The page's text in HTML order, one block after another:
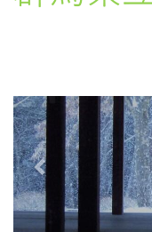
e
v
i
o
u
s